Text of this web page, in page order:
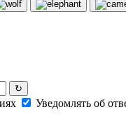
↻
Уведомлять об